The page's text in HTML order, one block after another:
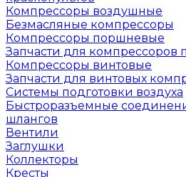
Компрессоры воздушные
Безмасляные компрессоры
Компрессоры поршневые
Запчасти для компрессоров
Компрессоры винтовые
Запчасти для винтовых
Системы подготовки воздуха
Быстроразъемные
шлангов
Вентили
Заглушки
Коллекторы
Кресты